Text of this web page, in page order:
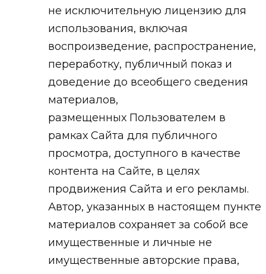
не исключительную лицензию для
использования, включая
воспроизведение, распространение,
переработку, публичный показ и
доведение до всеобщего сведения
материалов,
размещенных Пользователем в
рамках Сайта для публичного
просмотра, доступного в качестве
контента на Сайте, в целях
продвижения Сайта и его рекламы.
Автор, указанных в настоящем пункте
материалов сохраняет за собой все
имущественные и личные не
имущественные авторские права,